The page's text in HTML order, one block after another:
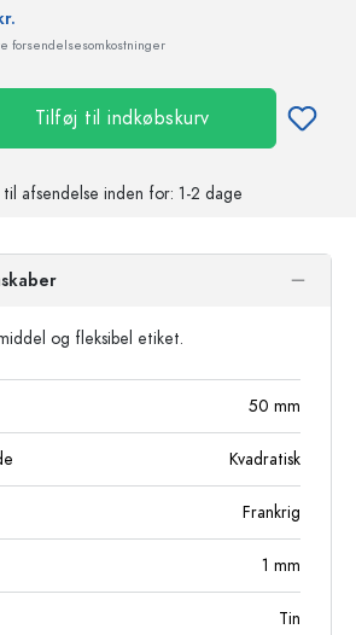
forsendelsesomkostninger
Tilføj til indkøbskurv
afsendelse inden for: 1-2 dage
og fleksibel etiket.
50 mm
Kvadratisk
Frankrig
1 mm
Tin